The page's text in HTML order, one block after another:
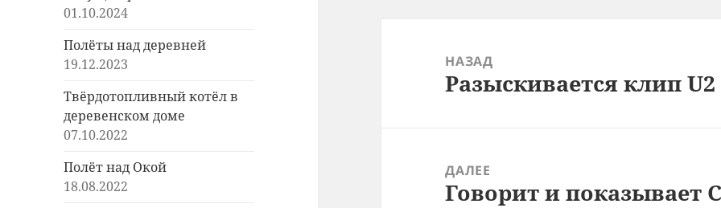
01.10.2024
Полёты над деревней
19.12.2023
Твёрдотопливный котёл в
деревенском доме
07.10.2022
Полёт над Окой
18.08.2022
записям
НАЗАД
Предыдущая
Разыскивается клип U2
ДАЛЕЕ
Следующая
Говорит и показывает